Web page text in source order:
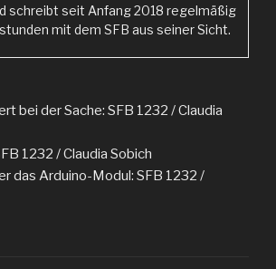
schreibt seit Anfang 2018 regelmäßig
mit dem SFB aus seiner Sicht.
bei der Sache: SFB 1232 / Claudia
1232 / Claudia Sobich
das Arduino-Modul: SFB 1232 /